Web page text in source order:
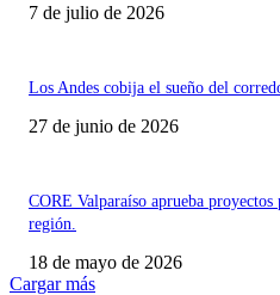
7 de julio de 2026
Los Andes cobija el sueño del
27 de junio de 2026
CORE Valparaíso aprueba
región.
18 de mayo de 2026
Cargar más